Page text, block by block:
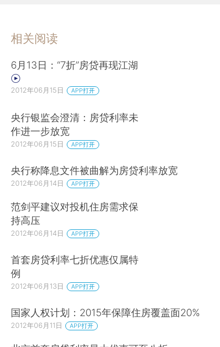
相关阅读
6月13日：“7折”房贷再现江湖
2012年06月15日 APP打开
央行银监会澄清：房贷利率未
作进一步放宽
2012年06月15日 APP打开
央行称降息文件被曲解为房贷利率放宽
2012年06月14日 APP打开
范剑平建议对投机住房需求保
持高压
2012年06月14日 APP打开
首套房贷利率七折优惠仅属特
例
2012年06月13日 APP打开
国家人权计划：2015年保障住房覆盖面20%
2012年06月11日 APP打开